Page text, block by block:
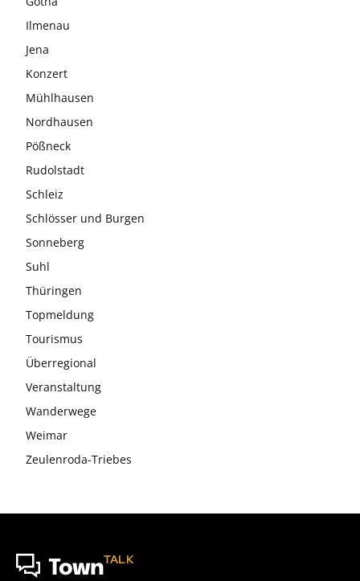
Ilmenau
Jena
Konzert
Mühlhausen
Nordhausen
Pößneck
Rudolstadt
Schleiz
Schlösser und Burgen
Sonneberg
Suhl
Thüringen
Topmeldung
Tourismus
Überregional
Veranstaltung
Wanderwege
Weimar
Zeulenroda-Triebes
TownTALK